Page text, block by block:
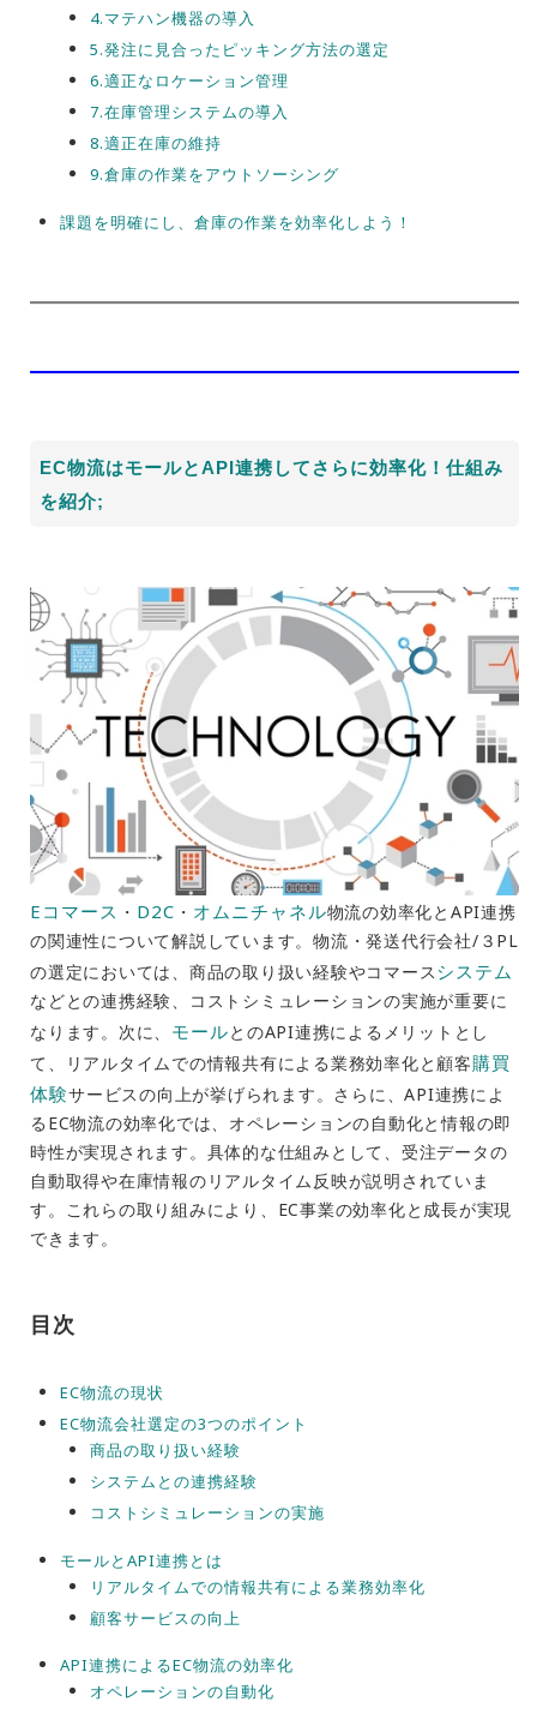
4.マテハン機器の導入
5.発注に見合ったピッキング方法の選定
6.適正なロケーション管理
7.在庫管理システムの導入
8.適正在庫の維持
9.倉庫の作業をアウトソーシング
課題を明確にし、倉庫の作業を効率化しよう！
EC物流はモールとAPI連携してさらに効率化！仕組み
を紹介;
Eコマース ・ D2C ・ オムニチャネル物流の効率化とAPI連携
の関連性について解説しています。物流・発送代行会社/３PL
の選定においては、商品の取り扱い経験やコマースシステム
などとの連携経験、コストシミュレーションの実施が重要に
なります。次に、 モールとのAPI連携によるメリットとし
て、リアルタイムでの情報共有による業務効率化と顧客購買
体験サービスの向上が挙げられます。さらに、API連携によ
るEC物流の効率化では、オペレーションの自動化と情報の即
時性が実現されます。具体的な仕組みとして、受注データの
自動取得や在庫情報のリアルタイム反映が説明されていま
す。これらの取り組みにより、EC事業の効率化と成長が実現
できます。
目次
EC物流の現状
EC物流会社選定の3つのポイント
商品の取り扱い経験
システムとの連携経験
コストシミュレーションの実施
モールとAPI連携とは
リアルタイムでの情報共有による業務効率化
顧客サービスの向上
API連携によるEC物流の効率化
オペレーションの自動化